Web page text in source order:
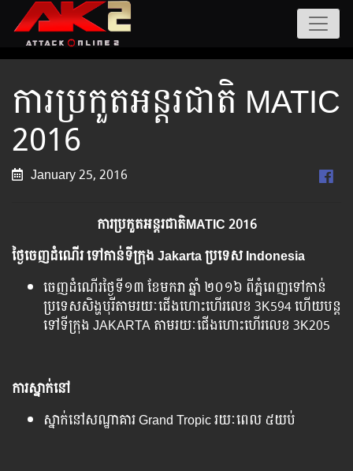
ការប្រកួតអន្តរជាតិ MATIC
2016
January 25, 2016
ការ​ប្រកួត​អន្តរជាតិMATIC 2016
ថ្ងៃ​ចេញ​ដំណើរ​ ទៅ​កាន់ទី​ក្រុង Jakartaប្រទេស​Indonesia
ចេញ​ដំណើរ​ថ្ងៃ​ទី​១៣ ខែ​មករា ឆ្នាំ​ ២០១៦ ពី​ភ្នំពេញ​ទៅ​កាន់​
ប្រទេស​សិង្ហបុរី​តាម​រយៈជើង​ហោះ​ហើរ​លេខ​ 3K594 ហើយ​បន្ត​
ទៅ​ទី​ក្រុង​ JAKARTA តាម​រយៈជើង​ហោះ​ហើរ​លេខ 3K205
ការ​ស្នាក់​នៅ​
ស្នាក់​នៅ​សណ្ឋាគារ​ Grand Tropic រយៈពេល​ ៥យប់